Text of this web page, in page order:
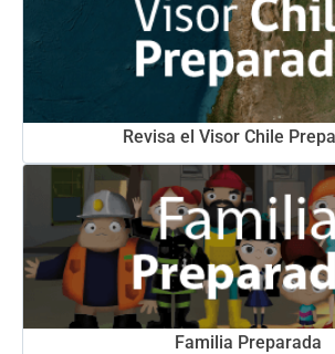
Revisa el Visor Chile
Familia Preparada